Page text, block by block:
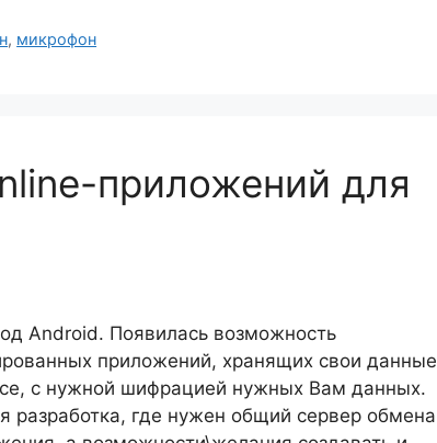
, микрофон
приложений для
Android. Появилась возможность
приложений, хранящих свои данные
с нужной шифрацией нужных Вам данных.
разработка, где нужен общий сервер обмена